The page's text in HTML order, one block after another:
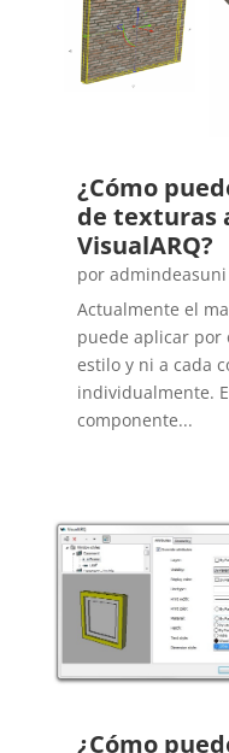
¿Cómo
de texturas
VisualARQ?
por admindeasuni
Actualmente el
puede aplicar por
estilo y ni a cada
individualmente.
componente...
¿Cómo